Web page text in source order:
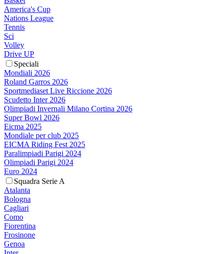
America's Cup
Nations League
Tennis
Sci
Volley
Drive UP
Speciali
Mondiali 2026
Roland Garros 2026
Sportmediaset Live Riccione 2026
Scudetto Inter 2026
Olimpiadi Invernali Milano Cortina 2026
Super Bowl 2026
Eicma 2025
Mondiale per club 2025
EICMA Riding Fest 2025
Paralimpiadi Parigi 2024
Olimpiadi Parigi 2024
Euro 2024
Squadra Serie A
Atalanta
Bologna
Cagliari
Como
Fiorentina
Frosinone
Genoa